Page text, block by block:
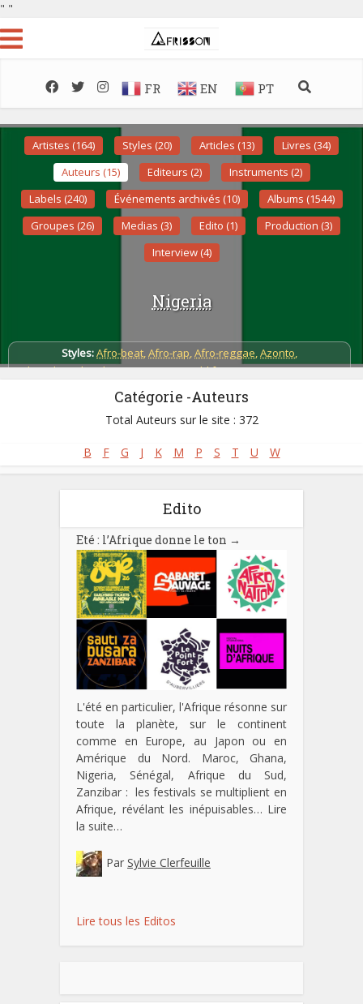
" "
FR EN PT
Artistes (164) Styles (20) Articles (13)
Livres (34)
Auteurs (15)
Editeurs (2)
Instruments (2)
Labels (240)
Événements archivés (10)
Albums (1544)
Groupes (26)
Medias (3) Edito (1)
Production (3)
Interview (4)
Nigeria
Styles:Afro-beat,Afro-rap,Afro-reggae,Azonto,
Blues Ibo (Igbo Blues),Fuji Music,Highlife,Juju Music,Naija Music,
Palm Wine Music / Maringa
Catégorie -Auteurs
Total Auteurs sur le site : 372
B F G J K M P S T U W
Edito
Eté : l’Afrique donne le ton →
L'été en particulier, l'Afrique résonne sur
toute la planète, sur le continent
comme en Europe, au Japon ou en
Amérique du Nord. Maroc, Ghana,
Nigeria, Sénégal, Afrique du Sud,
Zanzibar : les festivals se multiplient en
Afrique, révélant les inépuisables… Lire
la suite…
Par Sylvie Clerfeuille
Lire tous les Editos